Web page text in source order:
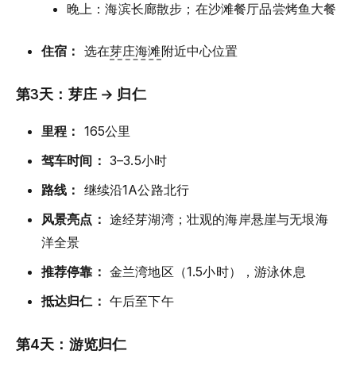
晚上：海滨长廊散步；在沙滩餐厅品尝烤鱼大餐
住宿： 选在芽庄海滩附近中心位置
第3天：芽庄 → 归仁
里程： 165公里
驾车时间： 3–3.5小时
路线： 继续沿1A公路北行
风景亮点： 途经芽湖湾；壮观的海岸悬崖与无垠海
洋全景
推荐停靠： 金兰湾地区（1.5小时），游泳休息
抵达归仁： 午后至下午
第4天：游览归仁